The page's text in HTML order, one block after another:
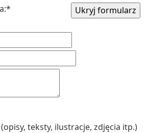
*
teksty, ilustracje, zdjęcia itp.)